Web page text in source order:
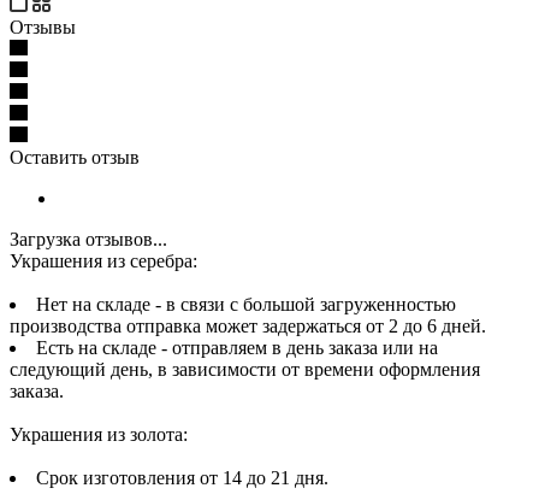
Отзывы
Оставить отзыв
Загрузка отзывов...
Украшения из серебра:
Нет на складе - в связи с большой загруженностью
производства отправка может задержаться от 2 до 6 дней.
Есть на складе - отправляем в день заказа или на
следующий день, в зависимости от времени оформления
заказа.
Украшения из золота:
Срок изготовления от 14 до 21 дня.